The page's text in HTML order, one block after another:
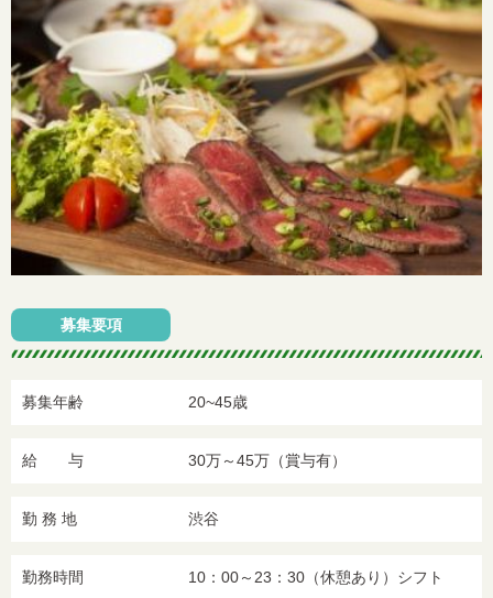
募集要項
募集年齢 20~45歳
給 与 30万～45万（賞与有）
勤 務 地 渋谷
勤務時間 10：00～23：30（休憩あり）シフト